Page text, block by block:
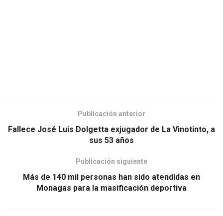
Publicación anterior
Fallece José Luis Dolgetta exjugador de La Vinotinto, a
sus 53 años
Publicación siguiente
Más de 140 mil personas han sido atendidas en
Monagas para la masificación deportiva